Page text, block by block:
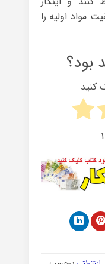
مواد اولیه را
بود؟
کنید
1